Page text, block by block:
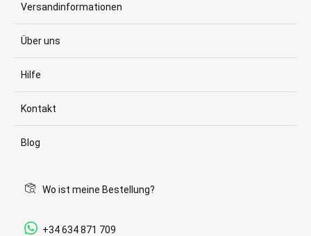
Versandinformationen
Über uns
Hilfe
Kontakt
Blog
Wo ist meine Bestellung?
+34 634 871 709